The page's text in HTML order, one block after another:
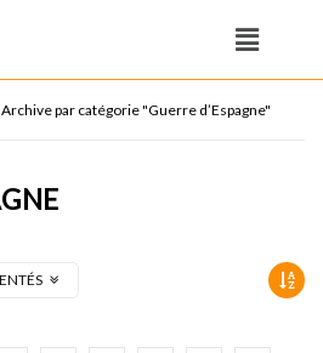
Archive par catégorie "Guerre d’Espagne"